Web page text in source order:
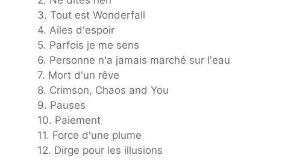
3. Tout est Wonderfall
4. Ailes d'espoir
5. Parfois je me sens
6. Personne n'a jamais marché sur l'eau
7. Mort d'un rêve
8. Crimson, Chaos and You
9. Pauses
10. Paiement
11. Force d'une plume
12. Dirge pour les illusions